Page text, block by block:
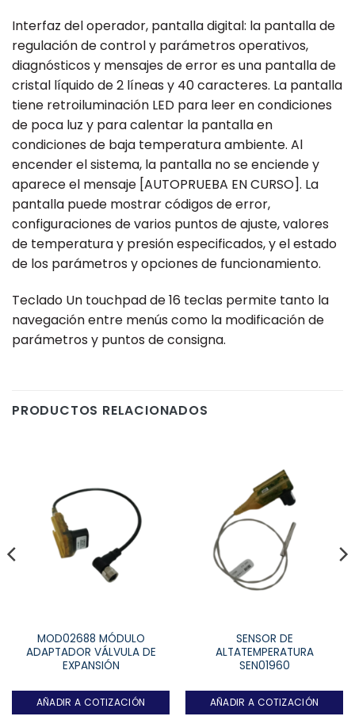
Interfaz del operador, pantalla digital: la pantalla de
regulación de control y parámetros operativos,
diagnósticos y mensajes de error es una pantalla de
cristal líquido de 2 líneas y 40 caracteres. La pantalla
tiene retroiluminación LED para leer en condiciones
de poca luz y para calentar la pantalla en
condiciones de baja temperatura ambiente. Al
encender el sistema, la pantalla no se enciende y
aparece el mensaje [AUTOPRUEBA EN CURSO]. La
pantalla puede mostrar códigos de error,
configuraciones de varios puntos de ajuste, valores
de temperatura y presión especificados, y el estado
de los parámetros y opciones de funcionamiento.
Teclado Un touchpad de 16 teclas permite tanto la
navegación entre menús como la modificación de
parámetros y puntos de consigna.
PRODUCTOS RELACIONADOS
MOD02688 MÓDULO
ADAPTADOR VÁLVULA DE
EXPANSIÓN
AÑADIR A COTIZACIÓN
SENSOR DE
ALTATEMPERATURA
SEN01960
AÑADIR A COTIZACIÓN